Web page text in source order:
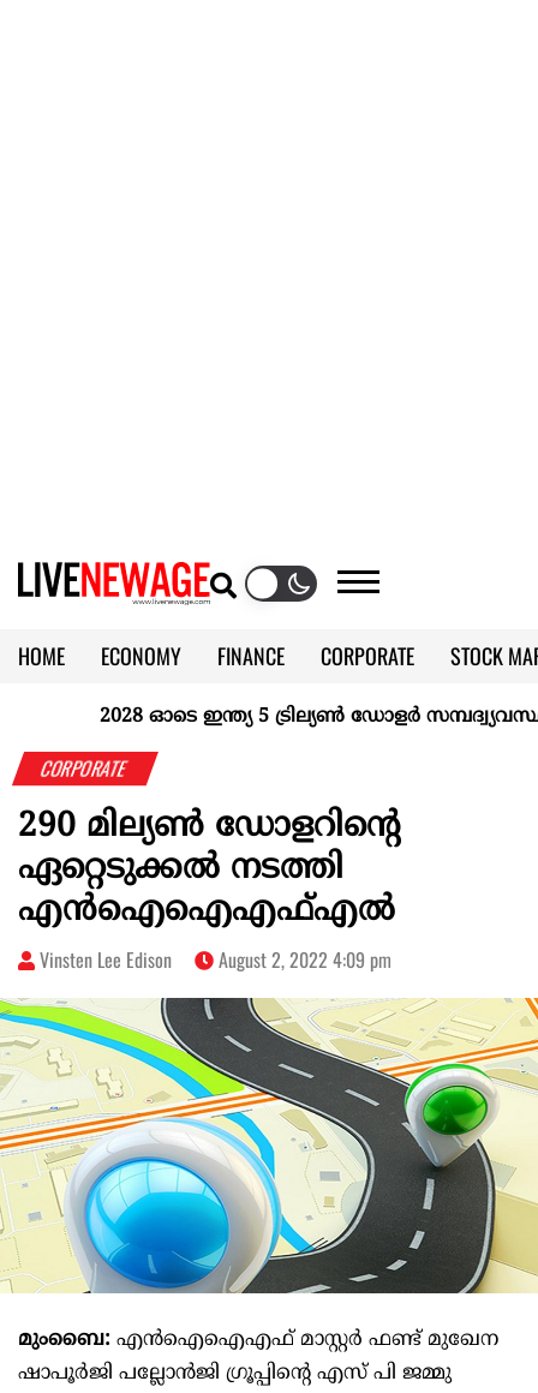
HOME ECONOMY FINANCE CORPORATE
STOCK
KERALA @70
2028 ഓടെ ഇന്ത്യ 5 ട്രില്യണ്‍ ഡോളര്‍
CORPORATE
290 മില്യൺ ഡോളറിന്റെ
ഏറ്റെടുക്കൽ നടത്തി
എൻഐഐഎഫ്എൽ
Vinsten Lee Edison August 2, 2022 4:09 pm
മുംബൈ: എൻഐഐഎഫ് മാസ്റ്റർ ഫണ്ട് മുഖേന
ഷാപൂർജി പല്ലോൻജി ഗ്രൂപ്പിന്റെ എസ് പി ജമ്മു